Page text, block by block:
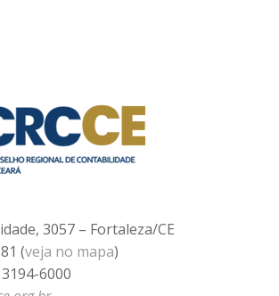
3057 – Fortaleza/CE
(veja no mapa)
6000